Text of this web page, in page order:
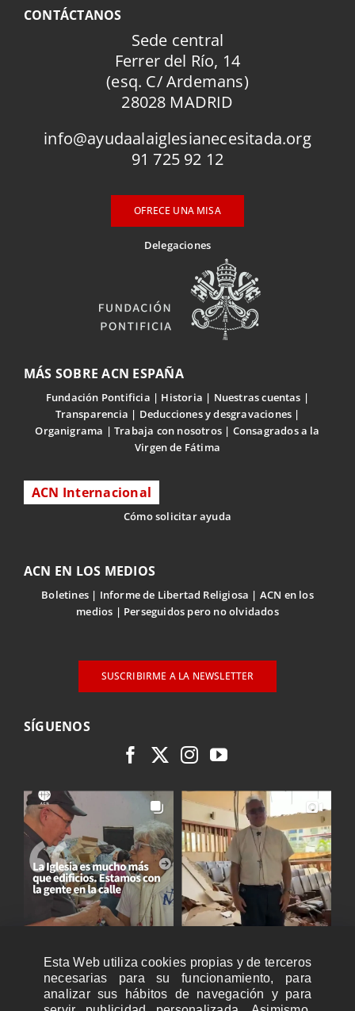
CONTÁCTANOS
Sede central
Ferrer del Río, 14
(esq. C/ Ardemans)
28028 MADRID
info@ayudaalaiglesianecesitada.org
91 725 92 12
OFRECE UNA MISA
Delegaciones
MÁS SOBRE ACN ESPAÑA
Fundación Pontificia Historia
Nuestras cuentas
Transparencia
Deducciones y desgravaciones
Organigrama
Trabaja con nosotros
Consagrados a la
Virgen de Fátima
ACN Internacional
Cómo solicitar ayuda
ACN EN LOS MEDIOS
Boletines Informe de Libertad Religiosa
ACN en los
medios
Perseguidos pero no olvidados
SUSCRIBIRME A LA NEWSLETTER
SÍGUENOS
Esta Web utiliza cookies propias y de terceros
necesarias para su funcionamiento, para
analizar sus hábitos de navegación y para